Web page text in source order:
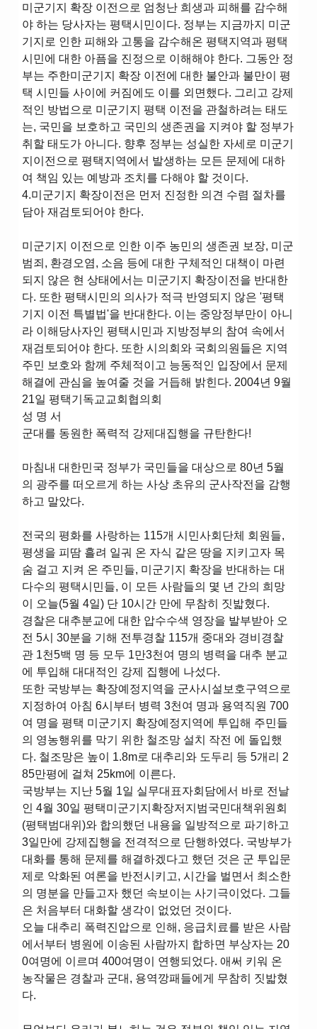
미군기지 확장 이전으로 엄청난 희생과 피해를 감수해
야 하는 당사자는 평택시민이다. 정부는 지금까지 미군
기지로 인한 피해와 고통을 감수해온 평택지역과 평택
시민에 대한 아픔을 진정으로 이해해야 한다. 그동안 정
부는 주한미군기지 확장 이전에 대한 불안과 불만이 평
택 시민들 사이에 커짐에도 이를 외면했다. 그리고 강제
적인 방법으로 미군기지 평택 이전을 관철하려는 태도
는, 국민을 보호하고 국민의 생존권을 지켜야 할 정부가
취할 태도가 아니다. 향후 정부는 성실한 자세로 미군기
지이전으로 평택지역에서 발생하는 모든 문제에 대하
여 책임 있는 예방과 조치를 다해야 할 것이다.
4.미군기지 확장이전은 먼저 진정한 의견 수렴 절차를
담아 재검토되어야 한다.
미군기지 이전으로 인한 이주 농민의 생존권 보장, 미군
범죄, 환경오염, 소음 등에 대한 구체적인 대책이 마련
되지 않은 현 상태에서는 미군기지 확장이전을 반대한
다. 또한 평택시민의 의사가 적극 반영되지 않은 '평택
기지 이전 특별법'을 반대한다. 이는 중앙정부만이 아니
라 이해당사자인 평택시민과 지방정부의 참여 속에서
재검토되어야 한다. 또한 시의회와 국회의원들은 지역
주민 보호와 함께 주체적이고 능동적인 입장에서 문제
해결에 관심을 높여줄 것을 거듭해 밝힌다. 2004년 9월
21일 평택기독교교회협의회
성 명 서
군대를 동원한 폭력적 강제대집행을 규탄한다!
마침내 대한민국 정부가 국민들을 대상으로 80년 5월
의 광주를 떠오르게 하는 사상 초유의 군사작전을 감행
하고 말았다.
전국의 평화를 사랑하는 115개 시민사회단체 회원들,
평생을 피땀 흘려 일궈 온 자식 같은 땅을 지키고자 목
숨 걸고 지켜 온 주민들, 미군기지 확장을 반대하는 대
다수의 평택시민들, 이 모든 사람들의 몇 년 간의 희망
이 오늘(5월 4일) 단 10시간 만에 무참히 짓밟혔다.
경찰은 대추분교에 대한 압수수색 영장을 발부받아 오
전 5시 30분을 기해 전투경찰 115개 중대와 경비경찰
관 1천5백 명 등 모두 1만3천여 명의 병력을 대추 분교
에 투입해 대대적인 강제 집행에 나섰다.
또한 국방부는 확장예정지역을 군사시설보호구역으로
지정하여 아침 6시부터 병력 3천여 명과 용역직원 700
여 명을 평택 미군기지 확장예정지역에 투입해 주민들
의 영농행위를 막기 위한 철조망 설치 작전 에 돌입했
다. 철조망은 높이 1.8m로 대추리와 도두리 등 5개리 2
85만평에 걸쳐 25km에 이른다.
국방부는 지난 5월 1일 실무대표자회담에서 바로 전날
인 4월 30일 평택미군기지확장저지범국민대책위원회
(평택범대위)와 합의했던 내용을 일방적으로 파기하고
3일만에 강제집행을 전격적으로 단행하였다. 국방부가
대화를 통해 문제를 해결하겠다고 했던 것은 군 투입문
제로 악화된 여론을 반전시키고, 시간을 벌면서 최소한
의 명분을 만들고자 했던 속보이는 사기극이었다. 그들
은 처음부터 대화할 생각이 없었던 것이다.
오늘 대추리 폭력진압으로 인해, 응급치료를 받은 사람
에서부터 병원에 이송된 사람까지 합하면 부상자는 20
0여명에 이르며 400여명이 연행되었다. 애써 키워 온
농작물은 경찰과 군대, 용역깡패들에게 무참히 짓밟혔
다.